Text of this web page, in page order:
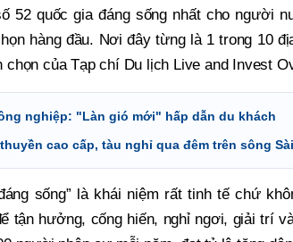
52 quốc gia đáng sống nhất cho người
hàng đầu. Nơi đây từng là 1 trong 10
chọn của Tạp chí Du lịch Live and Invest
nghiệp: "Làn gió mới" hấp dẫn du khách
cao cấp, tàu nghỉ qua đêm trên sông
sống” là khái niệm rất tinh tế chứ
tận hưởng, cống hiến, nghỉ ngơi, giải trí